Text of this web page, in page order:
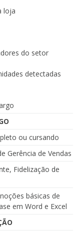
loja
do setor
detectadas
ou cursando
Gerência de Vendas
Fidelização de
básicas de
em Word e Excel